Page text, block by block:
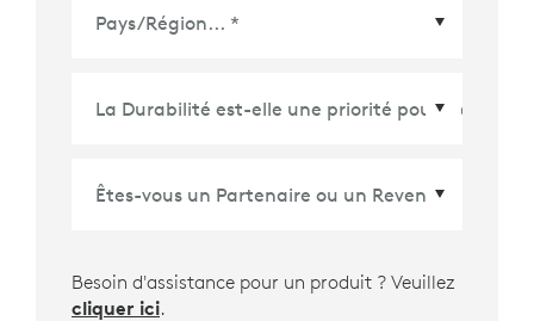
Besoin d'assistance pour un produit ? Veuillez
cliquer ici.